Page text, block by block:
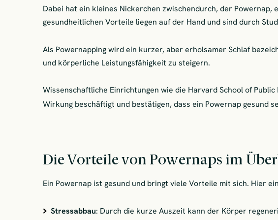
Dabei hat ein kleines Nickerchen zwischendurch, der Powernap,
gesundheitlichen Vorteile liegen auf der Hand und sind durch
Als Powernapping wird ein kurzer, aber erholsamer Schlaf
und körperliche Leistungsfähigkeit zu steigern.
Wissenschaftliche Einrichtungen wie die Harvard School of
Wirkung beschäftigt und bestätigen, dass ein Powernap gesund
Die Vorteile von Powernaps im
Ein Powernap ist gesund und bringt viele Vorteile mit sich. Hier
Stressabbau: Durch die kurze Auszeit kann der Körper